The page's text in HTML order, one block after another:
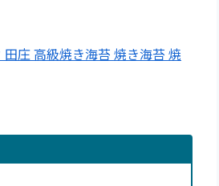
庄 高級焼き海苔 焼き海苔 焼